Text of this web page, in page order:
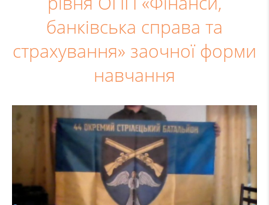
банківська справа та
страхування» заочної форми
навчання